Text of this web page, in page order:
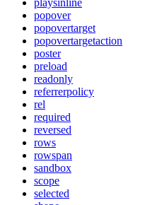
popover
popovertarget
popovertargetaction
poster
preload
readonly
referrerpolicy
rel
required
reversed
rows
rowspan
sandbox
scope
selected